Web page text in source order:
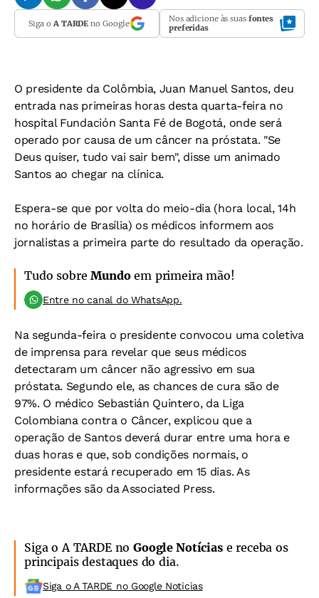
Siga oA TARDE no Google Nos adicione às suas fontes
preferidas
O presidente da Colômbia, Juan Manuel Santos, deu
entrada nas primeiras horas desta quarta-feira no
hospital Fundación Santa Fé de Bogotá, onde será
operado por causa de um câncer na próstata. "Se
Deus quiser, tudo vai sair bem", disse um animado
Santos ao chegar na clínica.
Espera-se que por volta do meio-dia (hora local, 14h
no horário de Brasília) os médicos informem aos
jornalistas a primeira parte do resultado da operação.
Tudo sobreMundoem primeira mão!
Entre no canal do WhatsApp.
Na segunda-feira o presidente convocou uma coletiva
de imprensa para revelar que seus médicos
detectaram um câncer não agressivo em sua
próstata. Segundo ele, as chances de cura são de
97%. O médico Sebastián Quintero, da Liga
Colombiana contra o Câncer, explicou que a
operação de Santos deverá durar entre uma hora e
duas horas e que, sob condições normais, o
presidente estará recuperado em 15 dias. As
informações são da Associated Press.
Siga o A TARDE noGoogle Notíciase receba os
principais destaques do dia.
Siga o A TARDE no Google Noticias